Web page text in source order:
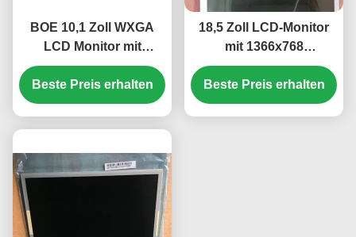
BOE 10,1 Zoll WXGA
LCD Monitor mit
1280×800 Auflösung
und 250 cd/m2
Helligkeit
Beste Preis erhalten
18,5 Zoll LCD-Monitor
mit 1366x768
Auflösung, 250 cd/m²
Helligkeit und 30.000
Stunden WLED-
Beste Preis erhalten